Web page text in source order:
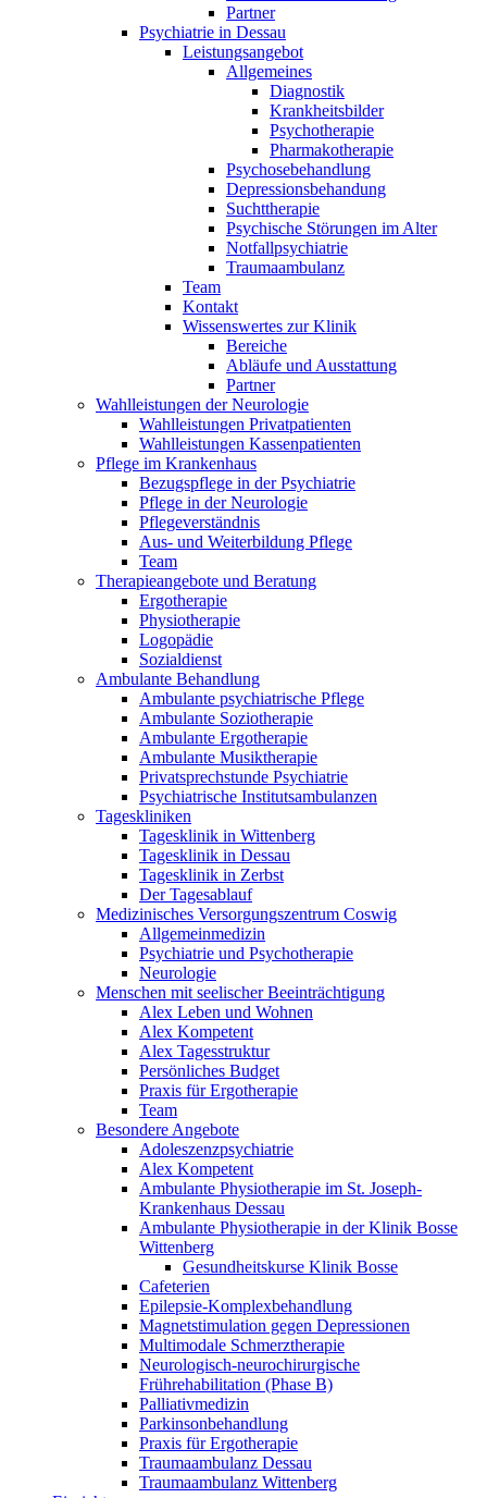
Partner
Psychiatrie in Dessau
Leistungsangebot
Allgemeines
Diagnostik
Krankheitsbilder
Psychotherapie
Pharmakotherapie
Psychosebehandlung
Depressionsbehandung
Suchttherapie
Psychische Störungen im Alter
Notfallpsychiatrie
Traumaambulanz
Team
Kontakt
Wissenswertes zur Klinik
Bereiche
Abläufe und Ausstattung
Partner
Wahlleistungen der Neurologie
Wahlleistungen Privatpatienten
Wahlleistungen Kassenpatienten
Pflege im Krankenhaus
Bezugspflege in der Psychiatrie
Pflege in der Neurologie
Pflegeverständnis
Aus- und Weiterbildung Pflege
Team
Therapieangebote und Beratung
Ergotherapie
Physiotherapie
Logopädie
Sozialdienst
Ambulante Behandlung
Ambulante psychiatrische Pflege
Ambulante Soziotherapie
Ambulante Ergotherapie
Ambulante Musiktherapie
Privatsprechstunde Psychiatrie
Psychiatrische Institutsambulanzen
Tageskliniken
Tagesklinik in Wittenberg
Tagesklinik in Dessau
Tagesklinik in Zerbst
Der Tagesablauf
Medizinisches Versorgungszentrum Coswig
Allgemeinmedizin
Psychiatrie und Psychotherapie
Neurologie
Menschen mit seelischer Beeinträchtigung
Alex Leben und Wohnen
Alex Kompetent
Alex Tagesstruktur
Persönliches Budget
Praxis für Ergotherapie
Team
Besondere Angebote
Adoleszenzpsychiatrie
Alex Kompetent
Ambulante Physiotherapie im St. Joseph-
Krankenhaus Dessau
Ambulante Physiotherapie in der Klinik Bosse
Wittenberg
Gesundheitskurse Klinik Bosse
Cafeterien
Epilepsie-Komplexbehandlung
Magnetstimulation gegen Depressionen
Multimodale Schmerztherapie
Neurologisch-neurochirurgische
Frührehabilitation (Phase B)
Palliativmedizin
Parkinsonbehandlung
Praxis für Ergotherapie
Traumaambulanz Dessau
Traumaambulanz Wittenberg